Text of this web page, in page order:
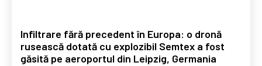
Infiltrare fără precedent în Europa: o dronă
rusească dotată cu explozibil Semtex a fost
găsită pe aeroportul din Leipzig, Germania